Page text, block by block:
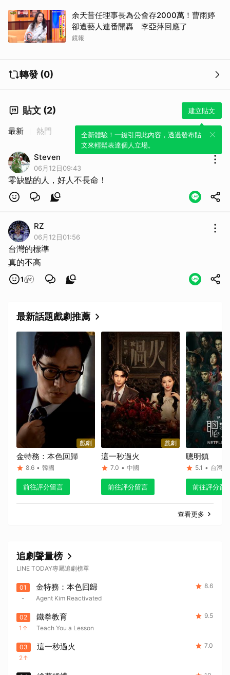
余天昔任理事長為公會存2000萬！曹雨婷
卻遭藝人連番開轟 李亞萍回應了
鏡報
轉發 (0)
貼文 (2) 建立貼文
全新體驗！一鍵引用此內容，透過發布貼
文來輕鬆表達個人立場。
最新 熱門
Steven
06月12日09:43
零缺點的人，好人不長命！
RZ
06月12日01:56
台灣的標準
真的不高
1
最新話題戲劇推薦
戲劇
金特務：本色回歸
8.6 • 韓國
前往評分留言
戲劇
這一秒過火
7.0 • 中國
前往評分留言
聰明鎮
5.1 • 台灣
前往評分留
查看更多
追劇聲量榜
LINE TODAY專屬追劇榜單
01
-
金特務：本色回歸
Agent Kim Reactivated
8.6
02
1
鐵拳教育
Teach You a Lesson
9.5
03
2
這一秒過火 7.0